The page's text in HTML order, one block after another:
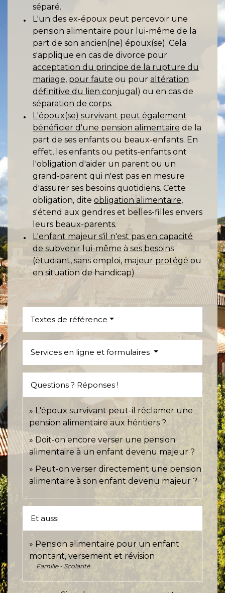
séparé.
L'un des ex-époux peut percevoir une
pension alimentaire pour lui-même de la
part de son ancien(ne) époux(se). Cela
s'applique en cas de divorce pour
acceptation du principe de la rupture du
mariage, pour faute ou pour altération
définitive du lien conjugal ) ou en cas de
séparation de corps.
L'époux(se) survivant peut également
bénéficier d'une pension alimentaire de la
part de ses enfants ou beaux-enfants. En
effet, les enfants ou petits-enfants ont
l'obligation d'aider un parent ou un
grand-parent qui n'est pas en mesure
d'assurer ses besoins quotidiens. Cette
obligation, dite obligation alimentaire,
s'étend aux gendres et belles-filles envers
leurs beaux-parents.
L'enfant majeur s'il n'est pas en capacité
de subvenir lui-même à ses besoins
(étudiant, sans emploi, majeur protégé ou
en situation de handicap)
Textes de référence
Services en ligne et formulaires
Questions ? Réponses !
L'époux survivant peut-il réclamer une
pension alimentaire aux héritiers ?
Doit-on encore verser une pension
alimentaire à un enfant devenu majeur ?
Peut-on verser directement une pension
alimentaire à son enfant devenu majeur ?
Et aussi
Pension alimentaire pour un enfant :
montant, versement et révision
Famille - Scolarité